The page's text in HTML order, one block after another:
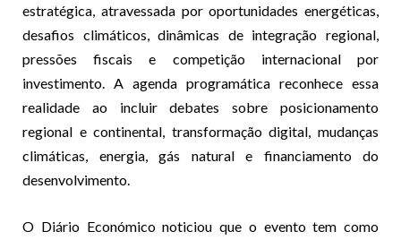
estratégica, atravessada por oportunidades energéticas,
desafios climáticos, dinâmicas de integração regional,
pressões fiscais e competição internacional por
investimento. A agenda programática reconhece essa
realidade ao incluir debates sobre posicionamento
regional e continental, transformação digital, mudanças
climáticas, energia, gás natural e financiamento do
desenvolvimento.
O Diário Económico noticiou que o evento tem como